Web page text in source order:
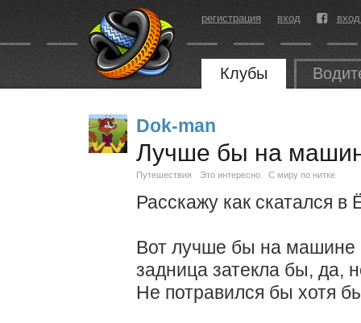
регистрация вход
Клубы
Dok-man
Лучше бы на
Путешествия Это интересно С миру по нитке
Расскажу как скатался в
Вот лучше бы на машине
задница затекла бы, да,
Не потравился бы хотя